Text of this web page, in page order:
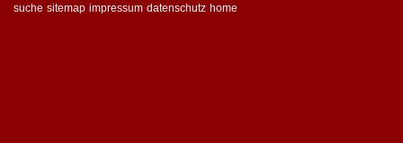
suche sitemap impressum datenschutz home